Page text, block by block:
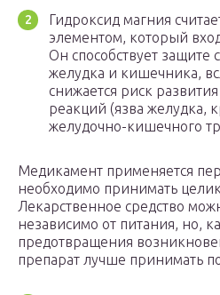
Гидроксид магния
элементом, который
Он способствует защите
желудка и кишечника,
снижается риск
реакций (язва желудка,
желудочно-кишечного
Медикамент применяется
необходимо принимать
Лекарственное средство
независимо от питания, но,
предотвращения
препарат лучше принимать